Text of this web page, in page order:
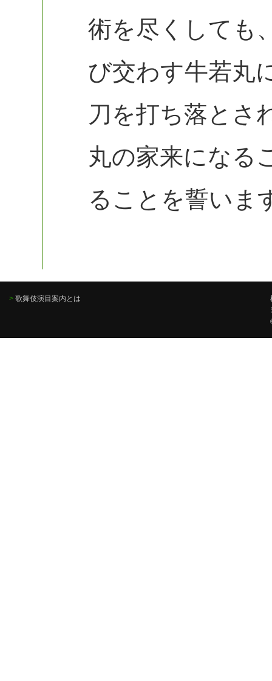
術を尽くしても
び交わす牛若丸
刀を打ち落とさ
丸の家来になる
ることを誓いま
> 歌舞伎演目案内とは